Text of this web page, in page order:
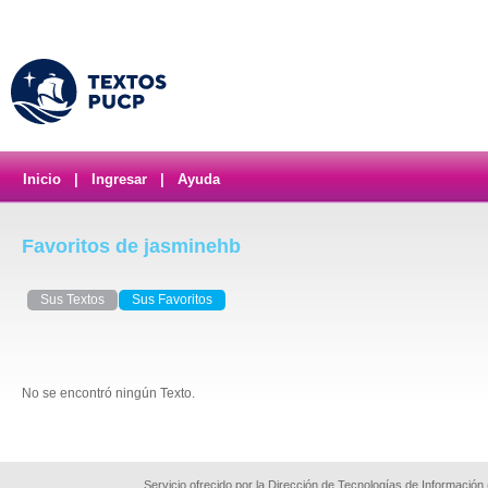
Inicio Ingresar Ayuda
Favoritos de jasminehb
Sus Textos Sus Favoritos
No se encontró ningún Texto.
Servicio ofrecido por la Dirección de Tecnologías de